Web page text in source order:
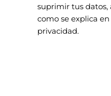
suprimir tus datos,
como se explica
privacidad.